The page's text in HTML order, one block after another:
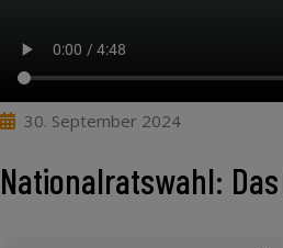
30. September 2024
Nationalratswahl: